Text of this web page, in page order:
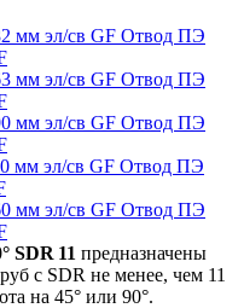
Отвод ПЭ
Отвод ПЭ
Отвод ПЭ
Отвод ПЭ
Отвод ПЭ
SDR 11 предназначены
с SDR не менее, чем 11
на 45° или 90°.